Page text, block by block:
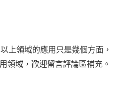
上領域的應用只是幾個方面，
領域，歡迎留言評論區補充。